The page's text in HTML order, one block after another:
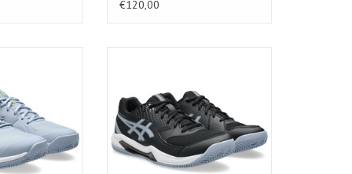
€120,00